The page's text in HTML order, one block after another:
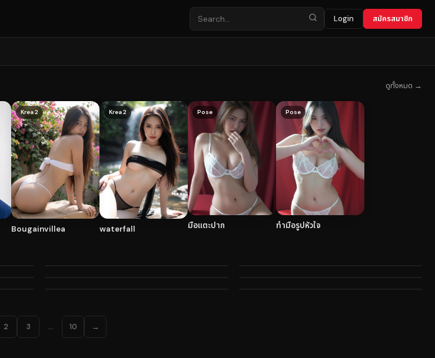
Login สมัครสมาชิก
ดูทั้งหมด →
Krea 2
Bougainvillea
Krea 2
waterfall
Pose
มือแตะปาก
Pose
ทำมือรูปหัวใจ
2 3 … 10 →